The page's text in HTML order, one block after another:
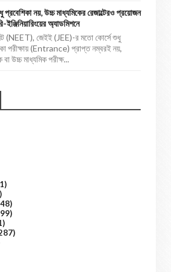
প্রবেশিকা নয়, উচ্চ মাধ্যমিকের রেজাল্টেরও প্রয়োজন
ইঞ্জিনিয়ারিংয়ের অ্যাডমিশনে
(NEET), জেইই (JEE)-র মতো কোর্সে শুধু
পরীক্ষায় (Entrance) প্রাপ্ত নম্বরই নয়,
বা উচ্চ মাধ্যমিক পরীক্ষ...